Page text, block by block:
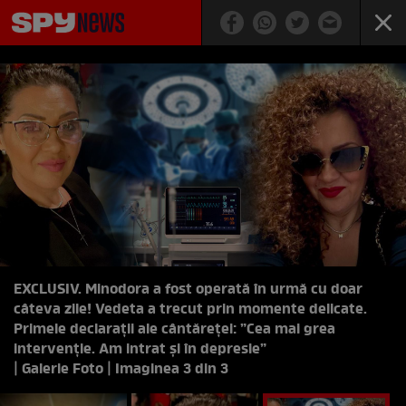
EXCLUSIV. Minodora a fost operată în urmă cu doar
câteva zile! Vedeta a trecut prin momente delicate.
Primele declarații ale cântăreței: ”Cea mai grea
intervenție. Am intrat și în depresie”
| Galerie Foto | Imaginea 3 din 3